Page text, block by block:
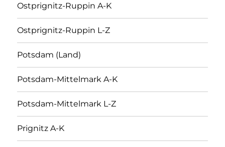
Ostprignitz-Ruppin A-K
Ostprignitz-Ruppin L-Z
Potsdam (Land)
Potsdam-Mittelmark A-K
Potsdam-Mittelmark L-Z
Prignitz A-K